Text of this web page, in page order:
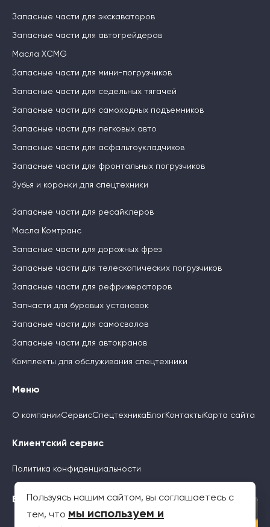
Запасные части для экскаваторов
Запасные части для автогрейдеров
Масла XCMG
Запасные части для мини-погрузчиков
Запасные части для седельных тягачей
Запасные части для самоходных подъемников
Запасные части для легковых авто
Запасные части для асфальтоукладчиков
Запасные части для фронтальных погрузчиков
Зубья и коронки для спецтехники
Запасные части для ресайклеров
Масла Комтранс
Запасные части для дорожных фрез
Запасные части для телескопических погрузчиков
Запасные части для рефрижераторов
Запчасти для буровых установок
Запасные части для самосвалов
Запасные части для автокранов
Комплекты для обслуживания спецтехники
Меню
О компанииСервисСпецтехника БлогКонтакты Карта сайта
Клиентский сервис
Политика конфиденциальности
Будьте с нами
Пользуясь нашим сайтом, вы соглашаетесь с
тем, что мы используем и